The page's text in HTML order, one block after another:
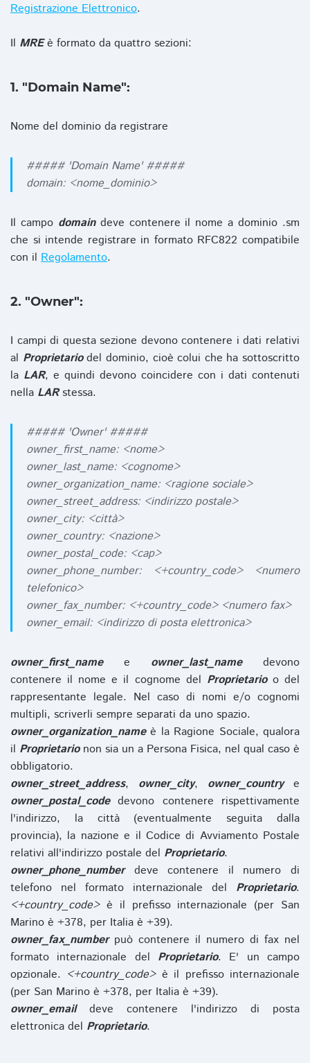
Registrazione Elettronico.
Il MREè formato da quattro sezioni:
1. "Domain Name":
Nome del dominio da registrare
##### 'Domain Name' #####
domain: <nome_dominio>
Il campo domaindeve contenere il nome a dominio .sm
che si intende registrare in formato RFC822 compatibile
con il Regolamento.
2. "Owner":
I campi di questa sezione devono contenere i dati relativi
al Proprietariodel dominio, cioè colui che ha sottoscritto
la LAR, e quindi devono coincidere con i dati contenuti
nella LARstessa.
##### 'Owner' #####
owner_first_name: <nome>
owner_last_name: <cognome>
owner_organization_name: <ragione sociale>
owner_street_address: <indirizzo postale>
owner_city: <città>
owner_country: <nazione>
owner_postal_code: <cap>
owner_phone_number: <+country_code> <numero
telefonico>
owner_fax_number: <+country_code> <numero fax>
owner_email: <indirizzo di posta elettronica>
owner_first_namee owner_last_namedevono
contenere il nome e il cognome del Proprietarioo del
rappresentante legale. Nel caso di nomi e/o cognomi
multipli, scriverli sempre separati da uno spazio.
owner_organization_nameè la Ragione Sociale, qualora
il Proprietarionon sia un a Persona Fisica, nel qual caso è
obbligatorio.
owner_street_address, owner_city, owner_countrye
owner_postal_codedevono contenere rispettivamente
l'indirizzo, la città (eventualmente seguita dalla
provincia), la nazione e il Codice di Avviamento Postale
relativi all'indirizzo postale del Proprietario.
owner_phone_numberdeve contenere il numero di
telefono nel formato internazionale del Proprietario.
<+country_code>è il prefisso internazionale (per San
Marino è +378, per Italia è +39).
owner_fax_numberpuò contenere il numero di fax nel
formato internazionale del Proprietario. E' un campo
opzionale. <+country_code>è il prefisso internazionale
(per San Marino è +378, per Italia è +39).
owner_emaildeve contenere l'indirizzo di posta
elettronica del Proprietario.